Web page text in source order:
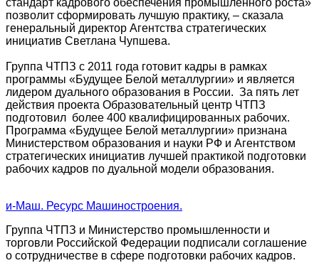
стандарт кадрового обеспечения промышленного роста»
позволит сформировать лучшую практику, – сказала
генеральный директор Агентства стратегических
инициатив Светлана Чупшева.
Группа ЧТПЗ с 2011 года готовит кадры в рамках
программы «Будущее Белой металлургии» и является
лидером дуального образования в России. За пять лет
действия проекта Образовательный центр ЧТПЗ
подготовил более 400 квалифицированных рабочих.
Программа «Будущее Белой металлургии» признана
Министерством образования и науки РФ и Агентством
стратегических инициатив лучшей практикой подготовки
рабочих кадров по дуальной модели образования.
и-Маш. Ресурс Машиностроения.
Группа ЧТПЗ и Министерство промышленности и
торговли Российской Федерации подписали соглашение
о сотрудничестве в сфере подготовки рабочих кадров.